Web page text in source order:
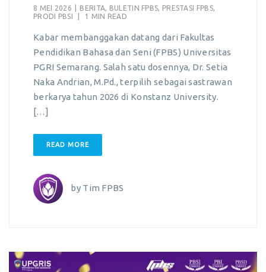
8 MEI 2026 BERITA, BULETIN FPBS, PRESTASI FPBS,
PRODI PBSI
1 MIN READ
Kabar membanggakan datang dari Fakultas
Pendidikan Bahasa dan Seni (FPBS) Universitas
PGRI Semarang. Salah satu dosennya, Dr. Setia
Naka Andrian, M.Pd., terpilih sebagai sastrawan
berkarya tahun 2026 di Konstanz University.
[…]
READ MORE
by Tim FPBS